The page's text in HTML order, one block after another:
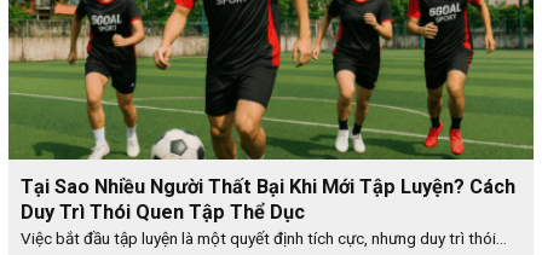
Tại Sao Nhiều Người Thất Bại Khi Mới Tập Luyện? Cách
Duy Trì Thói Quen Tập Thể Dục
Việc bắt đầu tập luyện là một quyết định tích cực, nhưng duy trì thói...